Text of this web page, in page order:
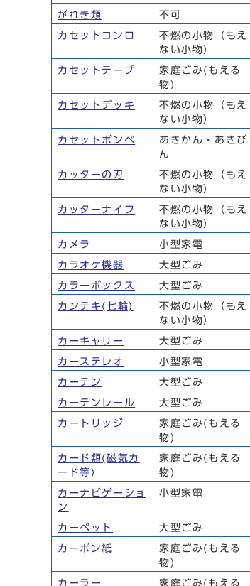
がれき類 不可
カセットコンロ
不燃の小物（もえ
ない小物）
カセットテープ
家庭ごみ(もえる
物)
カセットデッキ
不燃の小物（もえ
ない小物）
カセットボンベ
あきかん・あきび
ん
カッターの刃
不燃の小物（もえ
ない小物）
カッターナイフ
不燃の小物（もえ
ない小物）
カメラ 小型家電
カラオケ機器 大型ごみ
カラーボックス 大型ごみ
カンテキ(七輪)
不燃の小物（もえ
ない小物）
カーキャリー 大型ごみ
カーステレオ 小型家電
カーテン 大型ごみ
カーテンレール 大型ごみ
カートリッジ
家庭ごみ(もえる
物)
カード類(磁気カ
ード等)
家庭ごみ(もえる
物)
カーナビゲーショ
ン
小型家電
カーペット 大型ごみ
カーボン紙
家庭ごみ(もえる
物)
カーラー
家庭ごみ(もえる